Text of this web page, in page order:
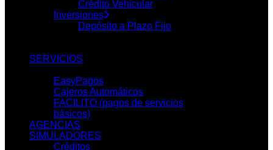
Crédito Vehicular
Inversiones
Depósito a Plazo Fijo
SERVICIOS
EasyPagos
Cajeros Automáticos
FACILITO (pagos de servicios
básicos)
AGENCIAS
SIMULADORES
Créditos